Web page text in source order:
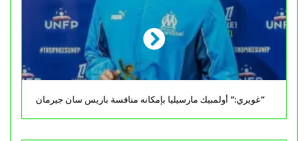
غويري:” أولمبيك مارسيليا بإمكانه منافسة باريس سان جيرمان”